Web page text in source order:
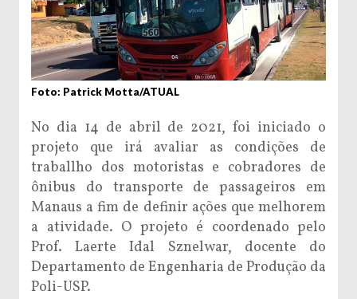
Foto: Patrick Motta/ATUAL
No dia 14 de abril de 2021, foi iniciado o
projeto que irá avaliar as condições de
traballho dos motoristas e cobradores de
ônibus do transporte de passageiros em
Manaus a fim de definir ações que melhorem
a atividade. O projeto é coordenado pelo
Prof. Laerte Idal Sznelwar, docente do
Departamento de Engenharia de Produção da
Poli-USP.